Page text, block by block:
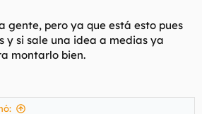
gente, pero ya que está esto pues
y si sale una idea a medias ya
montarlo bien.